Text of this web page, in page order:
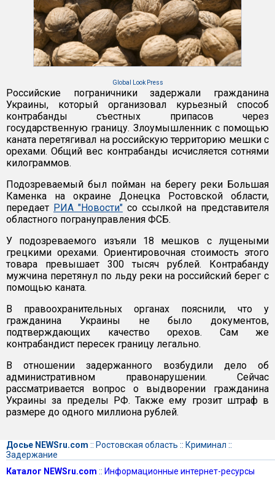
Global Look Press
Российские пограничники задержали гражданина
Украины, который организовал курьезный способ
контрабанды съестных припасов через
государственную границу. Злоумышленник с помощью
каната перетягивал на российскую территорию мешки с
орехами. Общий вес контрабанды исчисляется сотнями
килограммов.
Подозреваемый был пойман на берегу реки Большая
Каменка на окраине Донецка Ростовской области,
передает РИА "Новости" со ссылкой на представителя
областного погрануправления ФСБ.
У подозреваемого изъяли 18 мешков с лущеными
грецкими орехами. Ориентировочная стоимость этого
товара превышает 300 тысяч рублей. Контрабанду
мужчина перетянул по льду реки на российский берег с
помощью каната.
В правоохранительных органах пояснили, что у
гражданина Украины не было документов,
подтверждающих качество орехов. Сам же
контрабандист пересек границу легально.
В отношении задержанного возбудили дело об
административном правонарушении. Сейчас
рассматривается вопрос о выдворении гражданина
Украины за пределы РФ. Также ему грозит штраф в
размере до одного миллиона рублей.
Досье NEWSru.com :: Ростовская область :: Криминал ::
Задержание
Каталог NEWSru.com :: Информационные интернет-ресурсы